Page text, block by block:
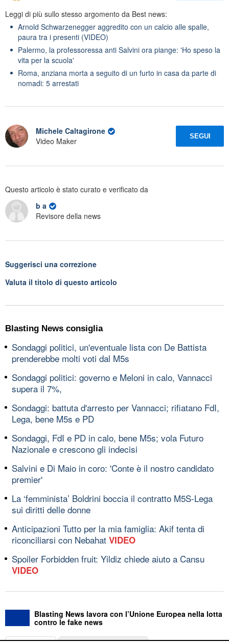
Leggi di più sullo stesso argomento da Best news:
Arnold Schwarzenegger aggredito con un calcio alle spalle,
paura tra i presenti (VIDEO)
Palermo, la professoressa anti Salvini ora piange: 'Ho speso la
vita per la scuola'
Roma, anziana morta a seguito di un furto in casa da parte di
nomadi: 5 arrestati
Michele Caltagirone
Video Maker
SEGUI
Questo articolo è stato curato e verificato da
b a
Revisore della news
Suggerisci una correzione
Valuta il titolo di questo articolo
Blasting News consiglia
Sondaggi politici, un'eventuale lista con De Battista
prenderebbe molti voti dal M5s
Sondaggi politici: governo e Meloni in calo, Vannacci
supera il 7%,
Sondaggi: battuta d'arresto per Vannacci; rifiatano FdI,
Lega, bene M5s e PD
Sondaggi, FdI e PD in calo, bene M5s; vola Futuro
Nazionale e crescono gli indecisi
Salvini e Di Maio in coro: 'Conte è il nostro candidato
premier'
La ‘femminista’ Boldrini boccia il contratto M5S-Lega
sui diritti delle donne
Anticipazioni Tutto per la mia famiglia: Akif tenta di
riconciliarsi con Nebahat VIDEO
Spoiler Forbidden fruit: Yildiz chiede aiuto a Cansu
VIDEO
Blasting News lavora con l’Unione Europea nella lotta
contro le fake news